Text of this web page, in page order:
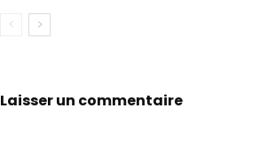
Laisser un commentaire